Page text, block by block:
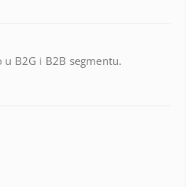
B2G i B2B segmentu.